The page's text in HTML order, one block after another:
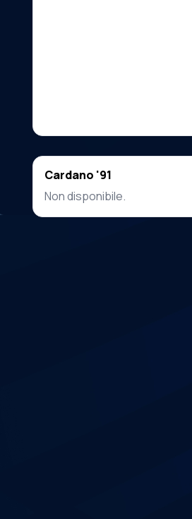
Cardano '91
Non disponibile.